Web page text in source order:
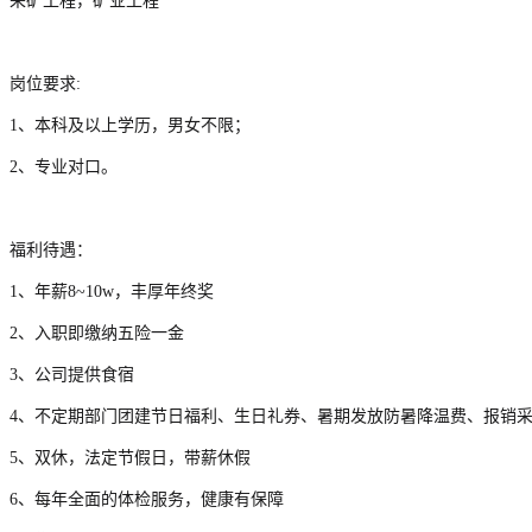
岗位要求:
1、本科及以上学历，男女不限；
2、专业对口。
福利待遇：
1、年薪8~10w，丰厚年终奖
2、入职即缴纳五险一金
3、公司提供食宿
4、不定期部门团建节日福利、生日礼券、暑期发放防暑降温费、报销
5、双休，法定节假日，带薪休假
6、每年全面的体检服务，健康有保障